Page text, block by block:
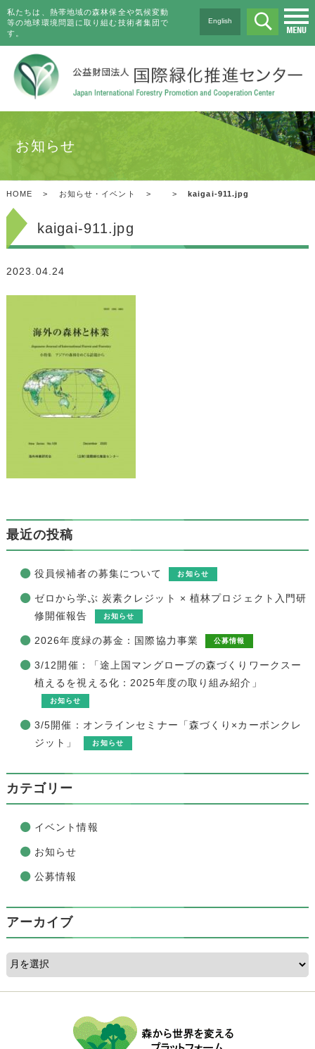
私たちは、熱帯地域の森林保全や気候変動
等の地球環境問題に取り組む技術者集団で
す。
English
お知らせ
HOME > お知らせ・イベント > > kaigai-911.jpg
kaigai-911.jpg
2023.04.24
最近の投稿
役員候補者の募集について お知らせ
ゼロから学ぶ 炭素クレジット × 植林プロジェクト入門研
修開催報告
お知らせ
2026年度緑の募金：国際協力事業 公募情報
3/12開催：「途上国マングローブの森づくりワークスー
植えるを視える化：2025年度の取り組み紹介」
お知らせ
3/5開催：オンラインセミナー「森づくり×カーボンクレ
ジット」
お知らせ
カテゴリー
イベント情報
お知らせ
公募情報
アーカイブ